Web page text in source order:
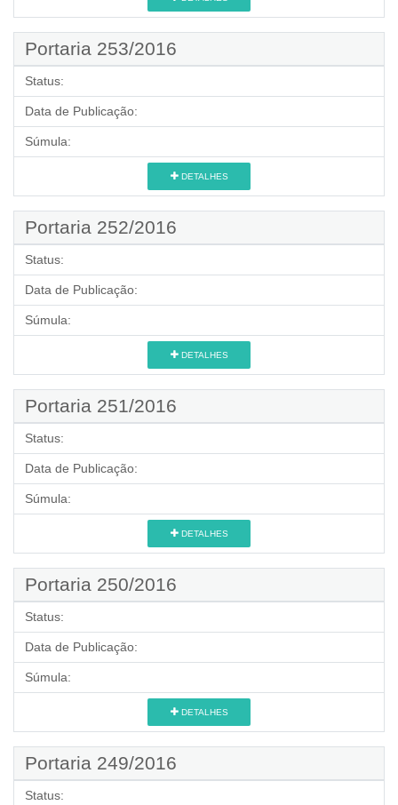
Portaria 253/2016
Status:
Data de Publicação:
Súmula:
DETALHES
Portaria 252/2016
Status:
Data de Publicação:
Súmula:
DETALHES
Portaria 251/2016
Status:
Data de Publicação:
Súmula:
DETALHES
Portaria 250/2016
Status:
Data de Publicação:
Súmula:
DETALHES
Portaria 249/2016
Status: